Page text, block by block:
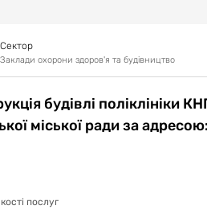
Сектор
Заклади охорони здоров'я та будівництво
будівлі поліклініки
міської ради за
послуг